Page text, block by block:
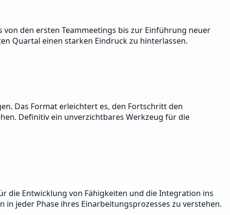
den ersten Teammeetings bis zur Einführung neuer
Quartal einen starken Eindruck zu hinterlassen.
Das Format erleichtert es, den Fortschritt den
Definitiv ein unverzichtbares Werkzeug für die
die Entwicklung von Fähigkeiten und die Integration ins
jeder Phase ihres Einarbeitungsprozesses zu verstehen.